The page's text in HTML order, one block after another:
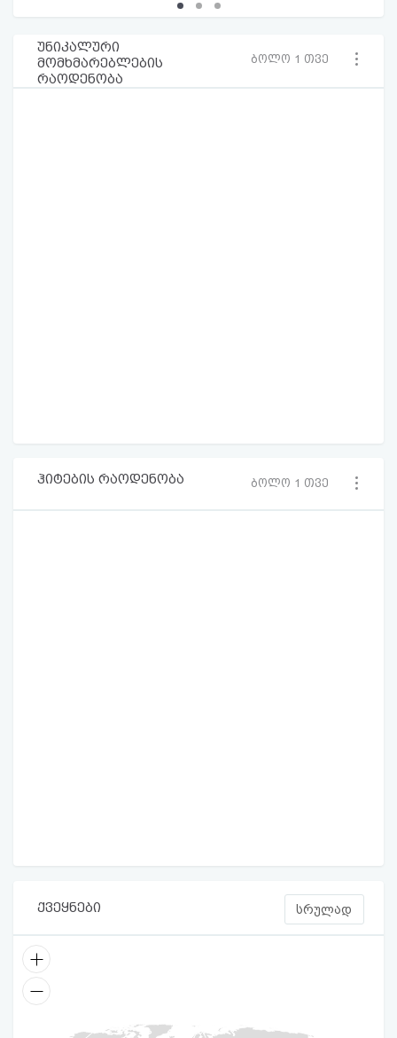
უნიკალური
მომხმარებლების
რაოდენობა
ბოლო 1 თვე
ჰიტების რაოდენობა ბოლო 1 თვე
ქვეყნები სრულად